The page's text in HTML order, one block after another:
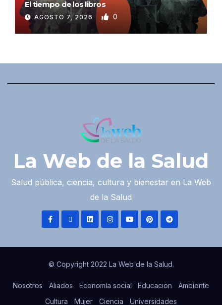
El tiempo de los libros
AGOSTO 7, 2026 0
La Web de la Salud
Salud pública, ciencia, cultura y bienestar en La Web
de la Salud
© Copyright 2022 La Web de la Salud.
Nosotros Aliados Economía social Educacion
Ambiente
Cultura
Mujer Ciencia Universidades